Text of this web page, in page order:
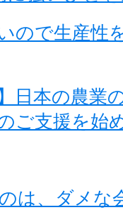
ので生産性
日本の農業
ご支援を始
は、ダメな